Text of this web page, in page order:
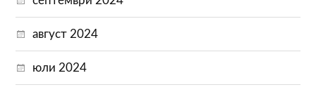
август 2024
юли 2024